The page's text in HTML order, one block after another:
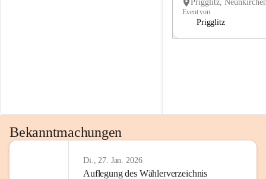
Event von
Prigglitz
Bekanntmachungen
Di., 27. Jan. 2026
Auflegung des Wählerverzeichnis